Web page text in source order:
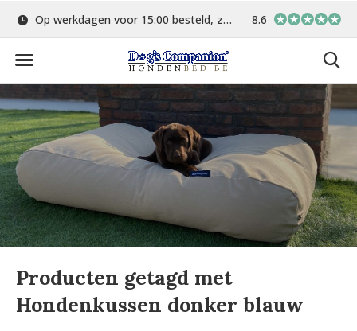
Op werkdagen voor 15:00 besteld, zelfde dag verstuurd Gratis verzending
8.6
Producten getagd met
Hondenkussen donker blauw